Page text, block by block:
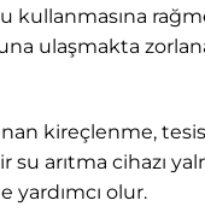
ulaşmakta
kireçlenme,
arıtma cihazı
yardımcı olur.